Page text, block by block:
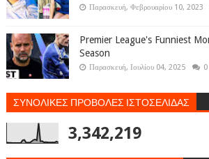
Παρασκευή, Φεβρουαρίου 10, 2023
Premier League's Funniest
Season
Παρασκευή, Ιουλίου 04, 2025 0
ΣΥΝΟΛΙΚΕΣ ΠΡΟΒΟΛΕΣ ΙΣΤΟΣΕΛΙΔΑΣ
3,342,219